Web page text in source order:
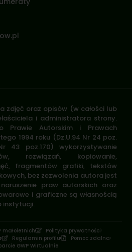
zdjęć oraz opisów (w całości lub
i administratora strony.
Prawie Autorskim i Prawach
1994 roku (Dz.U.94 Nr 24 poz.
43 poz.170) wykorzystywanie
rozwiązań, kopiowanie,
fragmentów grafiki, tekstów
bez zezwolenia autora jest
praw autorskich oraz
i graficzne są własnością
instytucji.
Polityka prywatności
Regulamin profilu
Pomoc zdalna
GWP Wirtualnie